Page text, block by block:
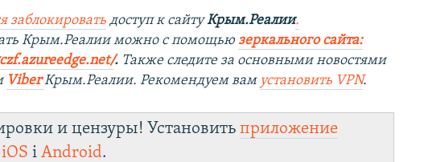
заблокировать доступ к сайтуКрым.Реалии.
Крым.Реалии можно с помощьюзеркального сайта:
. ​ Также следите за основными новостями
ViberКрым.Реалии. Рекомендуем вам установить VPN.
и цензуры! Установитьприложение
iOS іAndroid.